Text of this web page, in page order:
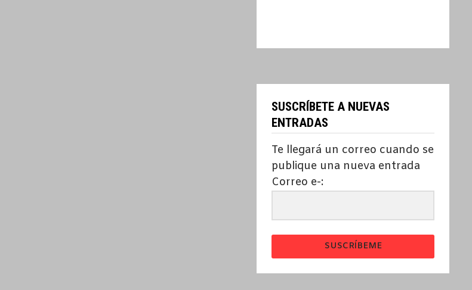
SUSCRÍBETE A NUEVAS
ENTRADAS
Te llegará un correo cuando se
publique una nueva entrada
Correo e-:
SUSCRÍBEME